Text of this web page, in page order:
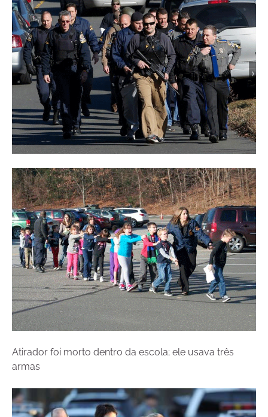
Atirador foi morto dentro da escola; ele usava três
armas